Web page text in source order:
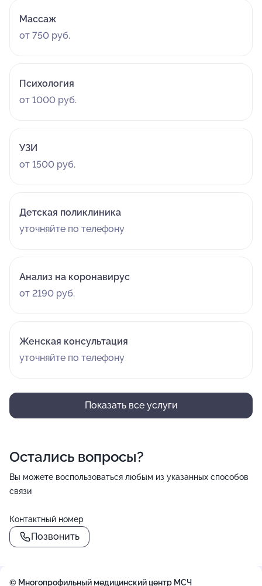
Массаж
от 750 руб.
Психология
от 1000 руб.
УЗИ
от 1500 руб.
Детская поликлиника
уточняйте по телефону
Анализ на коронавирус
от 2190 руб.
Женская консультация
уточняйте по телефону
Показать все услуги
Остались вопросы?
Вы можете воспользоваться любым из указанных способов
связи
Контактный номер
Позвонить
© Многопрофильный медицинский центр МСЧ